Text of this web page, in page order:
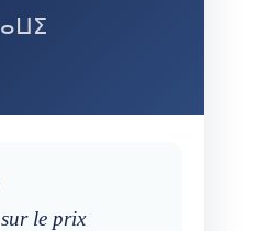
le prix